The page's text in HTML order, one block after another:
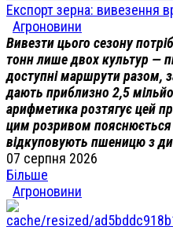
Експорт зерна: вивезення
Агроновини
Вивезти цього сезону
тонн лише двох культур —
доступні маршрути разом,
дають приблизно 2,5
арифметика розтягує цей
цим розривом пояснюється
відкуповують пшеницю з
07 серпня 2026
Більше
Агроновини